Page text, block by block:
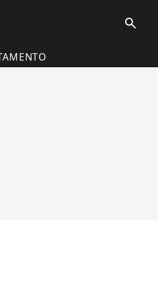
search